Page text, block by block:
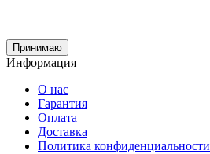
Принимаю
Информация
О нас
Гарантия
Оплата
Доставка
Политика конфиденциальности